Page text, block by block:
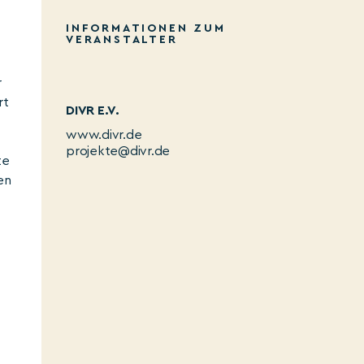
INFORMATIONEN ZUM
VERANSTALTER
DIVR E.V.
www.divr.de
projekte@divr.de